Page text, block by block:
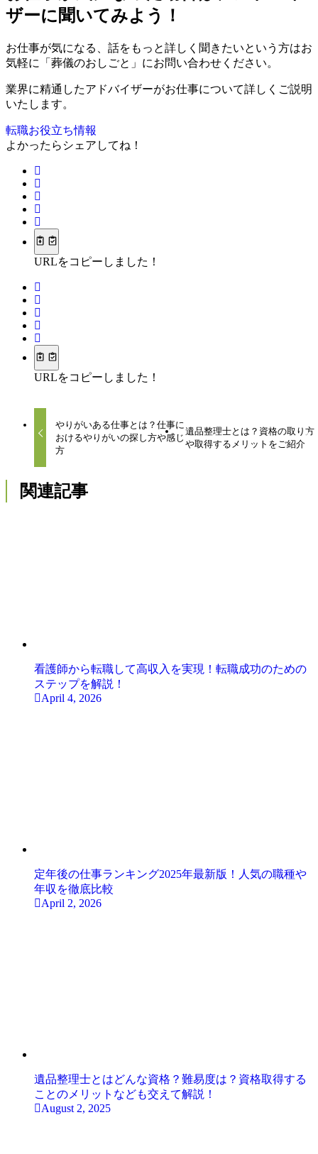
ザーに聞いてみよう！
お仕事が気になる、話をもっと詳しく聞きたいという方はお
気軽に「葬儀のおしごと」にお問い合わせください。
業界に精通したアドバイザーがお仕事について詳しくご説明
いたします。
転職お役立ち情報
よかったらシェアしてね！
URLをコピーしました！
URLをコピーしました！
やりがいある仕事とは？仕事に
おけるやりがいの探し方や感じ
方
遺品整理士とは？資格の取り方
や取得するメリットをご紹介
関連記事
看護師から転職して高収入を実現！転職成功のための
ステップを解説！
April 4, 2026
定年後の仕事ランキング2025年最新版！人気の職種や
年収を徹底比較
April 2, 2026
遺品整理士とはどんな資格？難易度は？資格取得する
ことのメリットなども交えて解説！
August 2, 2025